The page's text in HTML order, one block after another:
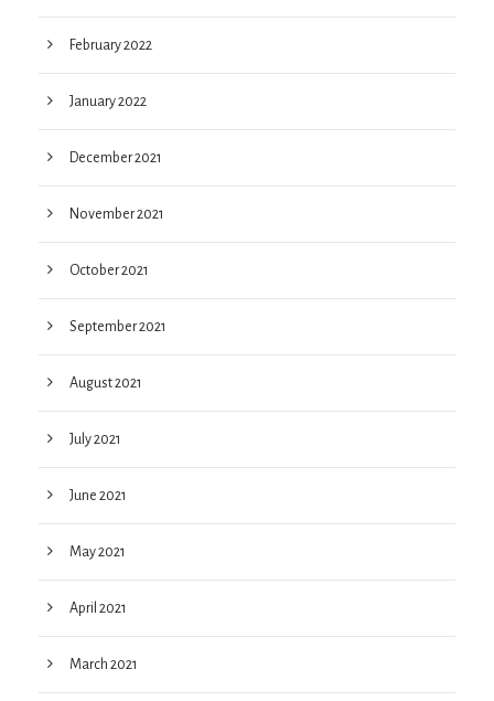
February 2022
January 2022
December 2021
November 2021
October 2021
September 2021
August 2021
July 2021
June 2021
May 2021
April 2021
March 2021